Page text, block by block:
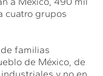
cuatro grupos
familias
de México, de